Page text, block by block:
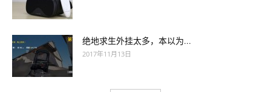
绝地求生外挂太多，本以为...
2017年11月13日